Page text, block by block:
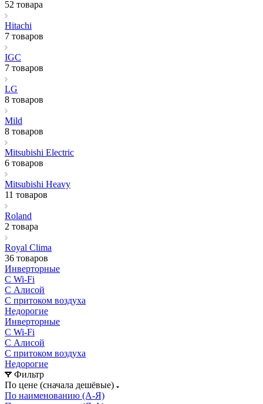
52 товара
Hitachi
7 товаров
IGC
7 товаров
LG
8 товаров
Mild
8 товаров
Mitsubishi Electric
6 товаров
Mitsubishi Heavy
11 товаров
Roland
2 товара
Royal Clima
36 товаров
Инверторные
С Wi-Fi
С Алисой
С притоком воздуха
Недорогие
Инверторные
С Wi-Fi
С Алисой
С притоком воздуха
Недорогие
Фильтр
По цене (сначала дешёвые)
По наименованию (А-Я)